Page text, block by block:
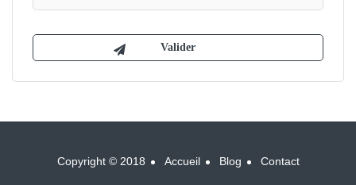
Copyright © 2018 Accueil Blog Contact